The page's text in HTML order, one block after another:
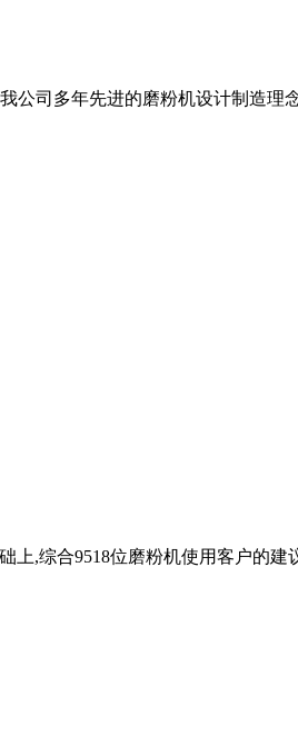
公司多年先进的磨粉机设计制造理
,综合9518位磨粉机使用客户的